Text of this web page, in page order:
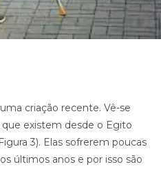
criação recente. Vê-se
existem desde o Egito
3). Elas sofrerem poucas
últimos anos e por isso são